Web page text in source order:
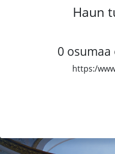
Haun
0
https:/